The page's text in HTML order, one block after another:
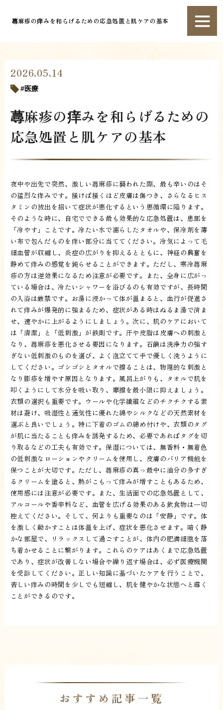
蕁麻疹の痒みを和らげるための応急処置と肌ケアの基本
2026.05.14
医療
蕁麻疹の痒みを和らげるための
応急処置と肌ケアの基本
夜中や出先で突然、激しい蕁麻疹に襲われた際、最も辛いのはそ
の猛烈な痒みです。掻けば掻くほど皮膚は傷つき、さらなるヒス
タミンの放出を招いて症状が悪化するという悪循環に陥ります。
そのような時に、自宅でできる最も効果的な応急処置は、患部を
「冷やす」ことです。冷たい水で濡らしたタオルや、保冷剤を薄
い布で包んだものを痒い部分に当ててください。冷気によって毛
細血管が収縮し、炎症の広がりを抑えるとともに、神経の興奮を
静めて痒みの感覚を鈍らせることができます。ただし、寒冷蕁麻
疹の方は逆効果になるため注意が必要です。また、全身に広がっ
ている場合は、冷たいシャワーを浴びるのも有効ですが、長時間
の入浴は厳禁です。お湯に浸かって体が温まると、血行が促進さ
れて痒みが爆発的に強まるため、症状がある時はぬるま湯で済ま
せ、速やかに上がるようにしましょう。次に、肌のケアにおいて
は「清潔」と「低刺激」が鉄則です。汗や皮脂は皮膚への刺激と
なり、蕁麻疹を悪化させる要因になります。石鹸は洗浄力の強す
ぎない低刺激のものを選び、よく泡立てて手で優しく洗うように
してください。ゴシゴシとタオルで擦ることは、物理的な刺激と
なり膨疹を増やす原因となります。風呂上がりも、タオルで肌を
叩くようにして水分を吸い取り、摩擦を最小限に抑えましょう。
衣類の選択も重要です。ウールや化学繊維などのチクチクする素
材は避け、吸湿性と通気性に優れた綿やシルクなどの天然素材を
選ぶと良いでしょう。特に下着のゴムの締め付けや、衣類のタグ
が肌に当たることも痒みを誘発するため、必要であればタグを切
り取るなどの工夫も有効です。保湿については、無香料・無着色
の低刺激なローションやクリームを使用し、皮膚のバリア機能を
保つことが大切です。ただし、蕁麻疹の真っ最中に油分の多すぎ
るクリームを塗ると、熱がこもって痒みが増すこともあるため、
使用感には注意が必要です。また、生活面での応急処置として、
アルコールや香辛料など、血管を広げる効果のある飲食物は一切
控えてください。そして、何よりも重要なのは「安静」です。体
を激しく動かすことは体温を上げ、症状を悪化させます。暗く静
かな部屋で、リラックスして過ごすことが、体内の肥満細胞を落
ち着かせることに繋がります。これらのケアはあくまで応急処置
であり、症状が改善しない場合や繰り返す場合は、必ず医療機関
を受診してください。正しい知識に基づいたケアを行うことで、
苦しい痒みの時間を少しでも短縮し、肌を健やかな状態へと導く
ことができるのです。
おすすめ記事一覧